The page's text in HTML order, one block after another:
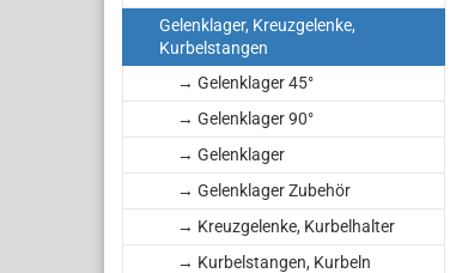
Gelenklager, Kreuzgelenke,
Kurbelstangen
→ Gelenklager 45°
→ Gelenklager 90°
→ Gelenklager
→ Gelenklager Zubehör
→ Kreuzgelenke, Kurbelhalter
→ Kurbelstangen, Kurbeln